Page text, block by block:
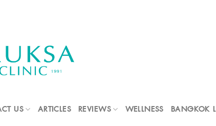
US ARTICLES REVIEWS WELLNESS BANGKOK